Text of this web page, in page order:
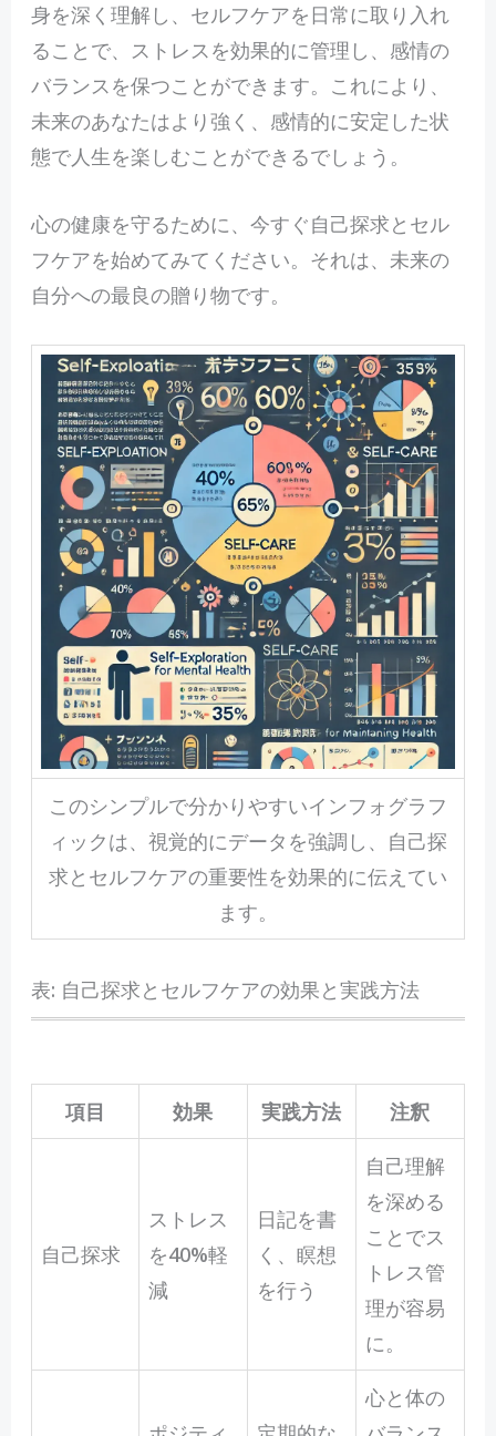
身を深く理解し、セルフケアを日常に取り入れ
ることで、ストレスを効果的に管理し、感情の
バランスを保つことができます。これにより、
未来のあなたはより強く、感情的に安定した状
態で人生を楽しむことができるでしょう。
心の健康を守るために、今すぐ自己探求とセル
フケアを始めてみてください。それは、未来の
自分への最良の贈り物です。
このシンプルで分かりやすいインフォグラフ
ィックは、視覚的にデータを強調し、自己探
求とセルフケアの重要性を効果的に伝えてい
ます。
表: 自己探求とセルフケアの効果と実践方法
項目 効果 実践方法 注釈
自己探求
ストレス
を40%軽
減
日記を書
く、瞑想
を行う
自己理解
を深める
ことでス
トレス管
理が容易
に。
心と体の